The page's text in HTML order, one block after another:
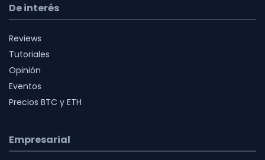
De interés
Reviews
Tutoriales
Opinión
Eventos
Precios BTC y ETH
Empresarial